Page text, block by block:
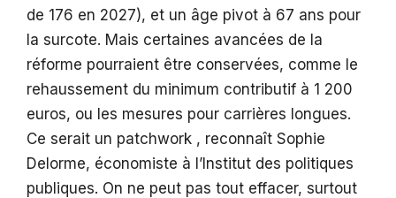
de 176 en 2027), et un âge pivot à 67 ans pour
la surcote. Mais certaines avancées de la
réforme pourraient être conservées, comme le
rehaussement du minimum contributif à 1 200
euros, ou les mesures pour carrières longues.
Ce serait un patchwork , reconnaît Sophie
Delorme, économiste à l’Institut des politiques
publiques. On ne peut pas tout effacer, surtout